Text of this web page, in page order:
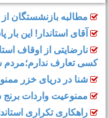
مطالبه بازنشستگان از
آقای استاندار! این بار
نارضایتی از اوقاف
کسی تعارف ندارم؛مردم
شنا در دریای خزر
ممنوعیت واردات برنج
راهکاری تکراری